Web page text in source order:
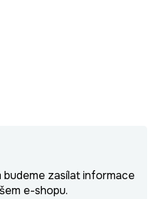
zasílat informace
e-shopu.